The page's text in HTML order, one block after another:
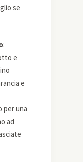
se
:
e
e
per una
ad